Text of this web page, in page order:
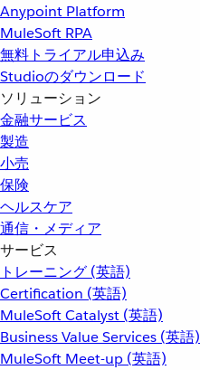
Anypoint Platform
MuleSoft RPA
無料トライアル申込み
Studioのダウンロード
ソリューション
金融サービス
製造
小売
保険
ヘルスケア
通信・メディア
サービス
トレーニング (英語)
Certification (英語)
MuleSoft Catalyst (英語)
Business Value Services (英語)
MuleSoft Meet-up (英語)